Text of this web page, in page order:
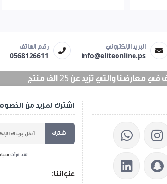
البريد الإلكتروني
info@eliteonline.ps
رقم الهاتف
0568126611
والتي تزيد عن 25 الف منتج
اشترك لمزيد من
اشترك
لقد قرأت
عنواننا: